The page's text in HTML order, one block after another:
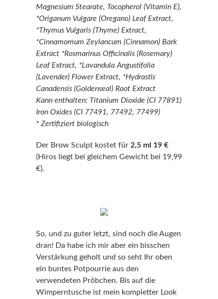
Magnesium Stearate, Tocopherol (Vitamin E),
*Origanum Vulgare (Oregano) Leaf Extract,
*Thymus Vulgaris (Thyme) Extract,
*Cinnamomum Zeylancum (Cinnamon) Bark
Extract *Rosmarinus Officinalis (Rosemary)
Leaf Extract, *Lavandula Angustifolia
(Lavender) Flower Extract, *Hydrastis
Canadensis (Goldenseal) Root Extract
Kann enthalten: Titanium Dioxide (CI 77891)
Iron Oxides (CI 77491, 77492, 77499)
* Zertifiziert biologisch
Der Brow Sculpt kostet für 2,5 ml 19 €
(Hiros liegt bei gleichem Gewicht bei 19,99
€).
So, und zu guter letzt, sind noch die Augen
dran! Da habe ich mir aber ein bisschen
Verstärkung geholt und so seht Ihr oben
ein buntes Potpourrie aus den
verwendeten Pröbchen. Bis auf die
Wimperntusche ist mein kompletter Look